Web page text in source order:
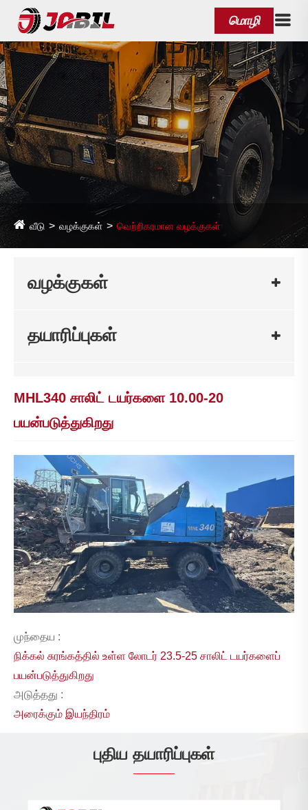
மொழி
வீடு வழக்குகள் வெற்றிகரமான வழக்குகள்
வழக்குகள்
தயாரிப்புகள்
MHL340 சாலிட் டயர்களை 10.00-20
பயன்படுத்துகிறது
முந்தைய :
நிக்கல் சுரங்கத்தில் உள்ள லோடர் 23.5-25 சாலிட் டயர்களைப்
பயன்படுத்துகிறது
அடுத்தது :
அரைக்கும் இயந்திரம்
புதிய தயாரிப்புகள்